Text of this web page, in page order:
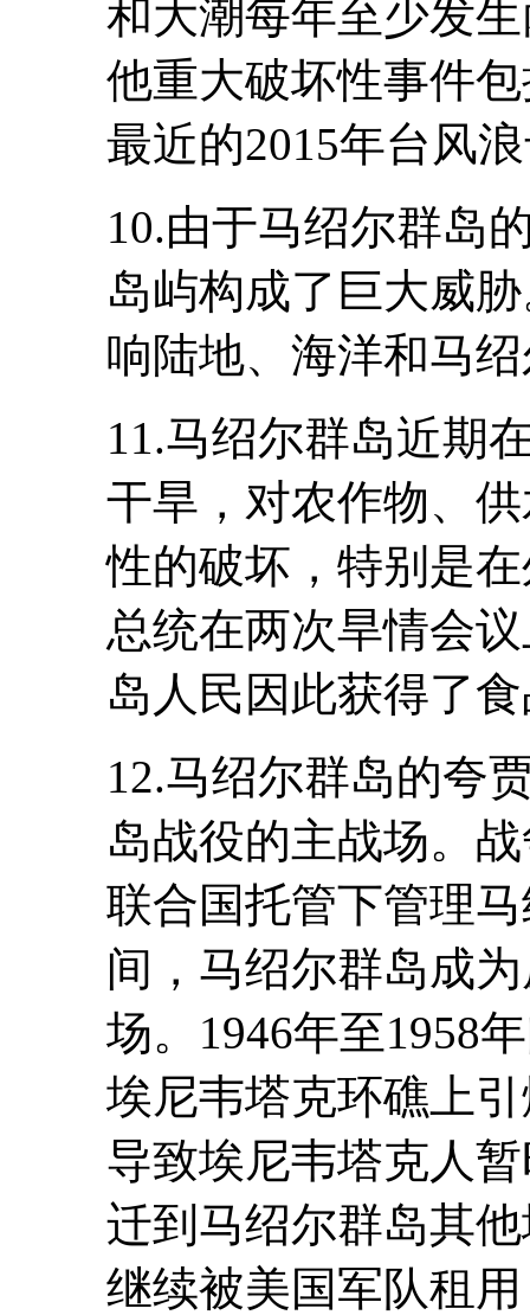
和大潮每年至少发
他重大破坏性事件
最近的2015年台风
10.由于马绍尔群岛
岛屿构成了巨大威
响陆地、海洋和马
11.马绍尔群岛近期
干旱，对农作物、
性的破坏，特别是
总统在两次旱情会
岛人民因此获得了
12.马绍尔群岛的夸
岛战役的主战场。
联合国托管下管理
间，马绍尔群岛成
场。1946年至1958
埃尼韦塔克环礁上
导致埃尼韦塔克人
迁到马绍尔群岛其
继续被美国军队租